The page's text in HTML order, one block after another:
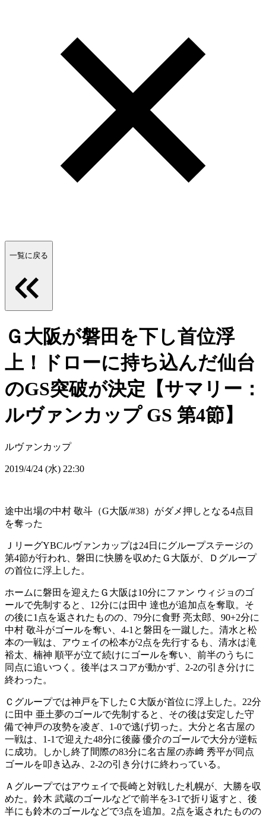
一覧に戻る
Ｇ大阪が磐田を下し首位浮
上！ドローに持ち込んだ仙台
のGS突破が決定【サマリー：
ルヴァンカップ GS 第4節】
ルヴァンカップ
2019/4/24 (水) 22:30
途中出場の中村 敬斗（G大阪/#38）がダメ押しとなる4点目
を奪った
ＪリーグYBCルヴァンカップは24日にグループステージの
第4節が行われ、磐田に快勝を収めたＧ大阪が、Ｄグループ
の首位に浮上した。
ホームに磐田を迎えたＧ大阪は10分にファン ウィジョのゴ
ールで先制すると、12分には田中 達也が追加点を奪取。そ
の後に1点を返されたものの、79分に食野 亮太郎、90+2分に
中村 敬斗がゴールを奪い、4-1と磐田を一蹴した。清水と松
本の一戦は、アウェイの松本が2点を先行するも、清水は滝
裕太、楠神 順平が立て続けにゴールを奪い、前半のうちに
同点に追いつく。後半はスコアが動かず、2-2の引き分けに
終わった。
Ｃグループでは神戸を下したＣ大阪が首位に浮上した。22分
に田中 亜土夢のゴールで先制すると、その後は安定した守
備で神戸の攻勢を凌ぎ、1-0で逃げ切った。大分と名古屋の
一戦は、1-1で迎えた48分に後藤 優介のゴールで大分が逆転
に成功。しかし終了間際の83分に名古屋の赤﨑 秀平が同点
ゴールを叩き込み、2-2の引き分けに終わっている。
Ａグループではアウェイで長崎と対戦した札幌が、大勝を収
めた。鈴木 武蔵のゴールなどで前半を3-1で折り返すと、後
半にも鈴木のゴールなどで3点を追加。2点を返されたものの